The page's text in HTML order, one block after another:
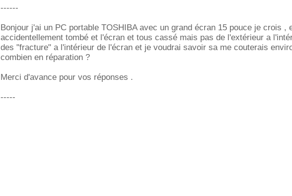
------
Bonjour j'ai un PC portable TOSHIBA avec un grand écran 15 pouce je crois ,
accidentellement tombé et l'écran et tous cassé mais pas de l'extérieur a
des "fracture" a l'intérieur de l'écran et je voudrai savoir sa me couterais
combien en réparation ?
Merci d'avance pour vos réponses .
-----